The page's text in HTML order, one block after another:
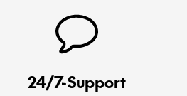
24/7-Support